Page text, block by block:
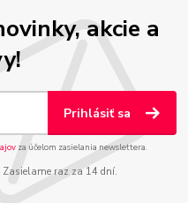
akcie a
Prihlásiť sa
za účelom zasielania newslettera.
Zasielame raz za 14 dní.